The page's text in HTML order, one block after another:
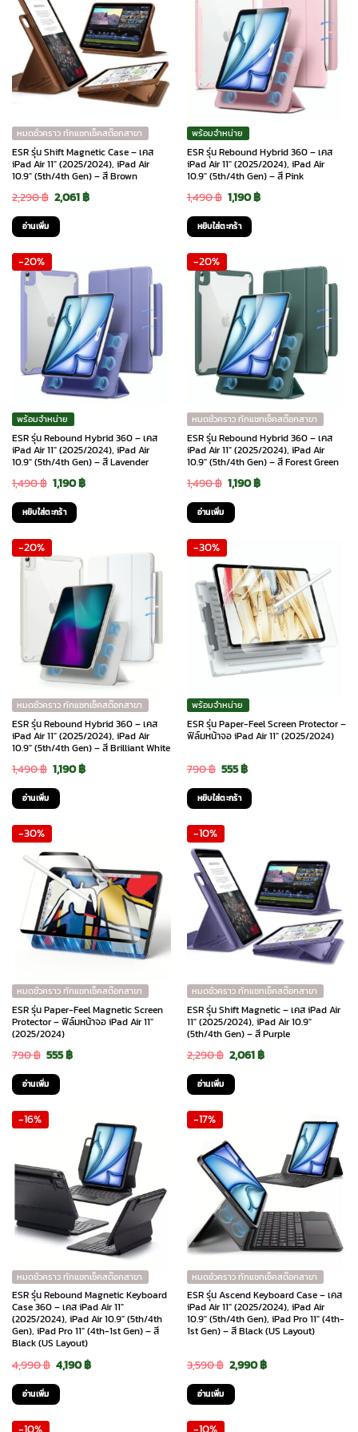
หมดชั่วคราว ทักแชทเช็คสต๊อกสาขา
ESR รุ่น Shift Magnetic Case – เคส
iPad Air 11″ (2025/2024), iPad Air
10.9″ (5th/4th Gen) – สี Brown
2,290฿ Original
price
was:
2,061฿Current
2,061 ฿.
อ่านเพิ่ม
พร้อมจำหน่าย
ESR รุ่น Rebound Hybrid 360 – เคส
iPad Air 11″ (2025/2024), iPad Air
10.9″ (5th/4th Gen) – สี Pink
1,490฿ Original
price
was:
1,190฿Current
หยิบใส่ตะกร้า
-20%
พร้อมจำหน่าย
ESR รุ่น Rebound Hybrid 360 – เคส
iPad Air 11″ (2025/2024), iPad Air
10.9″ (5th/4th Gen) – สี Lavender
1,490฿ Original
price
was:
1,190฿Current
หยิบใส่ตะกร้า
-20%
หมดชั่วคราว ทักแชทเช็คสต๊อกสาขา
ESR รุ่น Rebound Hybrid 360 – เคส
iPad Air 11″ (2025/2024), iPad Air
10.9″ (5th/4th Gen) – สี Forest Green
1,490฿ Original
price
was:
1,190฿Current
อ่านเพิ่ม
-20%
หมดชั่วคราว ทักแชทเช็คสต๊อกสาขา
ESR รุ่น Rebound Hybrid 360 – เคส
iPad Air 11″ (2025/2024), iPad Air
10.9″ (5th/4th Gen) – สี Brilliant White
1,490฿ Original
price
was:
1,190฿Current
อ่านเพิ่ม
-30%
พร้อมจำหน่าย
ESR รุ่น Paper-Feel Screen Protector –
ฟิล์มหน้าจอ iPad Air 11″ (2025/2024)
790฿ Original
price
was:
555฿Current
price
is:
หยิบใส่ตะกร้า
-30%
หมดชั่วคราว ทักแชทเช็คสต๊อกสาขา
ESR รุ่น Paper-Feel Magnetic Screen
Protector – ฟิล์มหน้าจอ iPad Air 11″
(2025/2024)
790฿ Original
price
was:
555฿Current
555 ฿.
อ่านเพิ่ม
-10%
หมดชั่วคราว ทักแชทเช็คสต๊อกสาขา
ESR รุ่น Shift Magnetic – เคส iPad Air
11″ (2025/2024), iPad Air 10.9″
(5th/4th Gen) – สี Purple
2,290฿ Original
price
was:
2,061฿Current
2,061 ฿.
อ่านเพิ่ม
-16%
หมดชั่วคราว ทักแชทเช็คสต๊อกสาขา
ESR รุ่น Rebound Magnetic Keyboard
Case 360 – เคส iPad Air 11″
(2025/2024), iPad Air 10.9″ (5th/4th
Gen), iPad Pro 11″ (4th-1st Gen) – สี
Black (US Layout)
4,990฿ Original
price
was:
4,190฿Current
อ่านเพิ่ม
-17%
หมดชั่วคราว ทักแชทเช็คสต๊อกสาขา
ESR รุ่น Ascend Keyboard Case – เคส
iPad Air 11″ (2025/2024), iPad Air
10.9″ (5th/4th Gen), iPad Pro 11″ (4th-
1st Gen) – สี Black (US Layout)
3,590฿ Original
price
was:
2,990฿Current
อ่านเพิ่ม